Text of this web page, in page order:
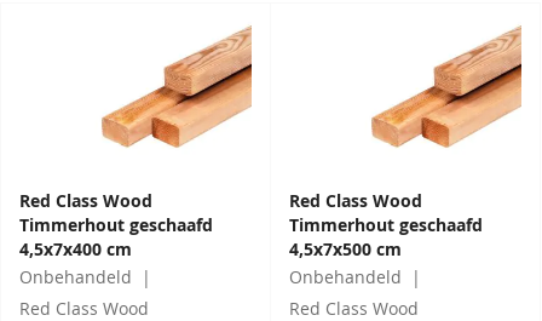
Red Class Wood
Timmerhout geschaafd
4,5x7x400 cm
Onbehandeld
Red Class Wood
Red Class Wood
Timmerhout geschaafd
4,5x7x500 cm
Onbehandeld
Red Class Wood